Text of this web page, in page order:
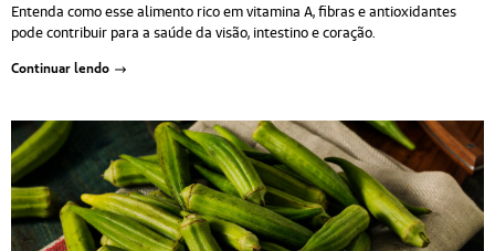
Entenda como esse alimento rico em vitamina A, fibras e antioxidantes
pode contribuir para a saúde da visão, intestino e coração.
Continuar lendo